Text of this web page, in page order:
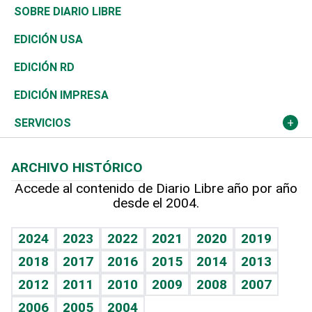
José Boquete
Reportajes
Asia
África
Ocenanía
Caribe
Resto del mundo
Consumo
Vivienda
Telecom.
Global y variable
Economía personal
Belleza
Buena Vida
Sociales
Novedades
Podcast Arte Libre
Hablando con el pediatra
Vida y familia
Eñe
Celebrando la vida
Golf
Ciclismo
Tenis
Olimpismo
Más deportes
Línea de hit
TBT Deportivo
De buena tinta
En Directo
El Espía
Noticiero Poteleche
Columnistas
Más firmas
Clima
Tecnología
Historia
Martes de tecnología
Cambio climático
Mundo
Economía
Revista
Deportes
Opinión
Hecho en casa
Guía del dinero
SOBRE DIARIO LIBRE
EDICIÓN USA
EDICIÓN RD
EDICIÓN IMPRESA
SERVICIOS
Cumpleaños
Horóscopos
Juegos
ARCHIVO HISTÓRICO
Accede al contenido de Diario Libre año por año
desde el 2004.
2024 2023 2022 2021 2020
2019
2018
2017 2016 2015 2014
2013
2012
2011 2010 2009 2008
2007
2006
2005 2004